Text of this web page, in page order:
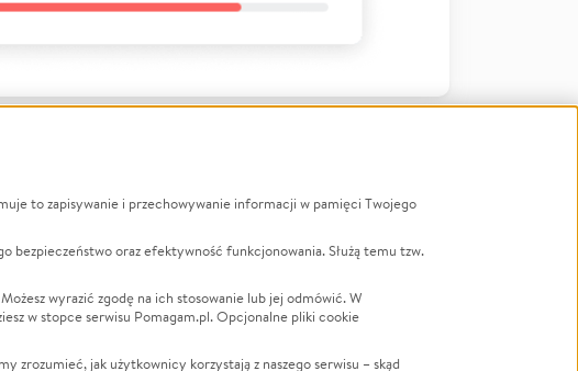
Zbieraj na
Leczenie
Zwierzęta
Pożar
LGBTQ+
Powódź
Wichura
to zapisywanie i przechowywanie informacji w pamięci Twojego
bezpieczeństwo oraz efektywność funkcjonowania. Służą temu tzw.
wyrazić zgodę na ich stosowanie lub jej odmówić. W
w stopce serwisu Pomagam.pl. Opcjonalne pliki cookie
zrozumieć, jak użytkownicy korzystają z naszego serwisu – skąd